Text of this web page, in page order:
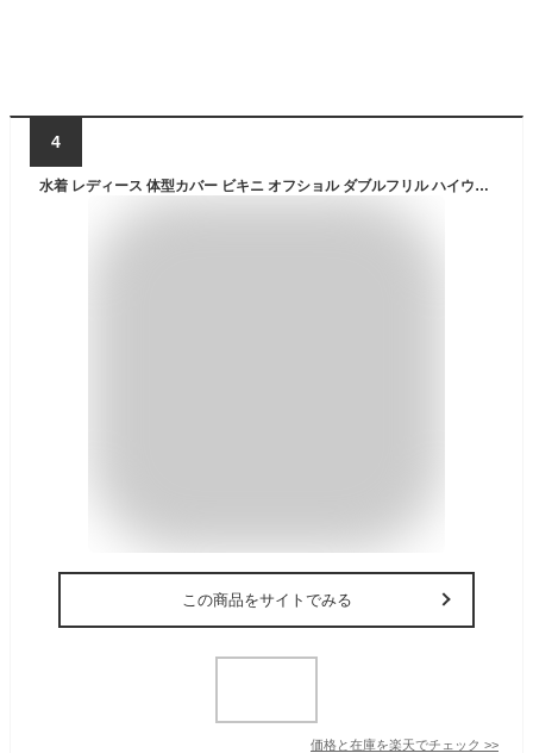
4
水着 レディース 体型カバー ビキニ オフショル ダブルフリル ハイウエストショーツ 2way ホルダーネック セクシー ガーリー パッド付 チェック柄 ピンク レッド S M L
この商品をサイトでみる
価格と在庫を楽天でチェック >>